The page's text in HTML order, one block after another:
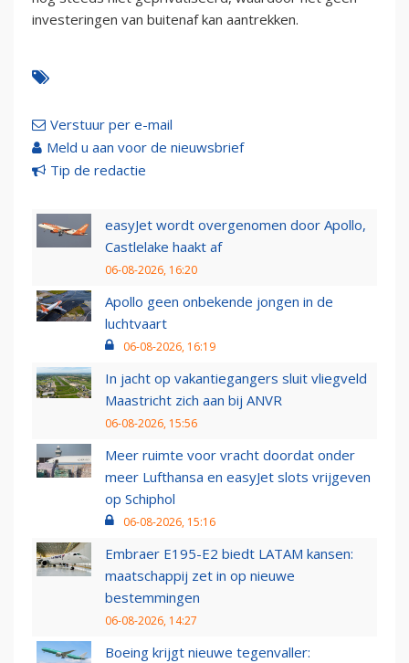
investeringen van buitenaf kan aantrekken.
Verstuur per e-mail
Meld u aan voor de nieuwsbrief
Tip de redactie
easyJet wordt overgenomen door Apollo,
Castlelake haakt af
06-08-2026, 16:20
Apollo geen onbekende jongen in de
luchtvaart
06-08-2026, 16:19
In jacht op vakantiegangers sluit vliegveld
Maastricht zich aan bij ANVR
06-08-2026, 15:56
Meer ruimte voor vracht doordat onder
meer Lufthansa en easyJet slots vrijgeven
op Schiphol
06-08-2026, 15:16
Embraer E195-E2 biedt LATAM kansen:
maatschappij zet in op nieuwe
bestemmingen
06-08-2026, 14:27
Boeing krijgt nieuwe tegenvaller: